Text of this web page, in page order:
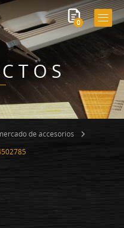
0
de accesorios